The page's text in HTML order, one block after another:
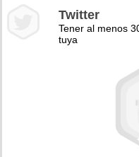
Twitter
Tener al menos
tuya